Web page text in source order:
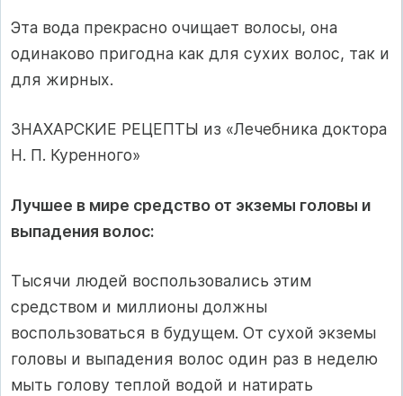
Эта вода прекрасно очищает волосы, она
одинаково пригодна как для сухих волос, так и
для жирных.
ЗНАХАРСКИЕ РЕЦЕПТЫ из «Лечебника доктора
Н. П. Куренного»
Лучшее в мире средство от экземы головы и
выпадения волос:
Тысячи людей воспользовались этим
средством и миллионы долж­ны
воспользоваться в будущем. От сухой экземы
головы и выпадения волос один раз в неделю
мыть голову теплой водой и натирать